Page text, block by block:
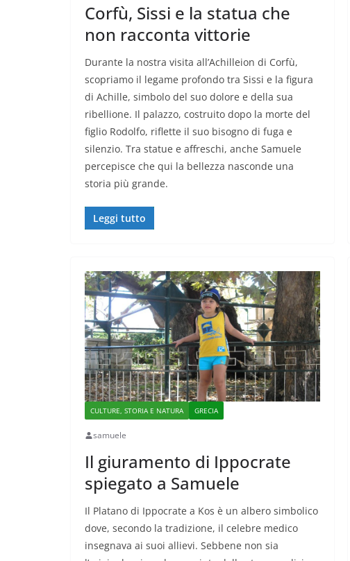
Corfù, Sissi e la statua che
non racconta vittorie
Durante la nostra visita all’Achilleion di Corfù,
scopriamo il legame profondo tra Sissi e la figura
di Achille, simbolo del suo dolore e della sua
ribellione. Il palazzo, costruito dopo la morte del
figlio Rodolfo, riflette il suo bisogno di fuga e
silenzio. Tra statue e affreschi, anche Samuele
percepisce che qui la bellezza nasconde una
storia più grande.
Leggi tutto
CULTURE, STORIA E NATURA GRECIA
samuele
Il giuramento di Ippocrate
spiegato a Samuele
Il Platano di Ippocrate a Kos è un albero simbolico
dove, secondo la tradizione, il celebre medico
insegnava ai suoi allievi. Sebbene non sia